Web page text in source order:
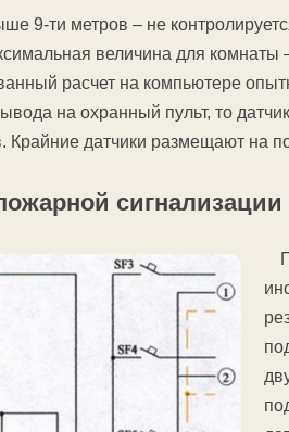
9-ти метров – не
величина для
расчет на компьютере
на охранный пульт, то
Крайние датчики размещают на
сигнализации